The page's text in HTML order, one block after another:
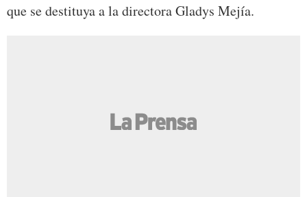
que se destituya a la directora Gladys Mejía.